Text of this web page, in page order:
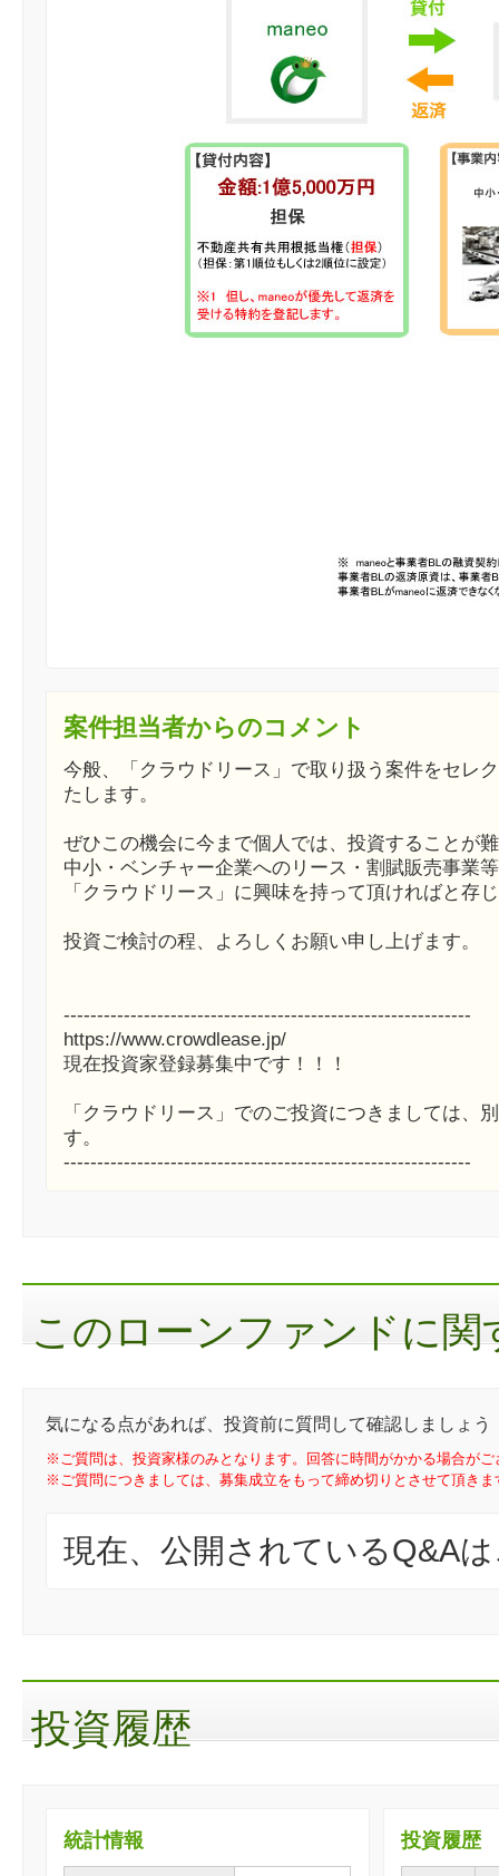
案件担当者からのコメント
今般、「クラウドリース」で取り扱う案件をセレ
たします。
ぜひこの機会に今まで個人では、投資することが
中小・ベンチャー企業へのリース・割賦販売事業
「クラウドリース」に興味を持って頂ければと存
投資ご検討の程、よろしくお願い申し上げます。
-------------------------------------------------------------
https://www.crowdlease.jp/
現在投資家登録募集中です！！！
「クラウドリース」でのご投資につきましては、
す。
-------------------------------------------------------------
このローンファンドに関
気になる点があれば、投資前に質問して確認しましょう
※ご質問は、投資家様のみとなります。回答に時間がかかる場合が
※ご質問につきましては、募集成立をもって締め切りとさせて頂きま
現在、公開されているQ&A
投資履歴
投資履歴
統計情報